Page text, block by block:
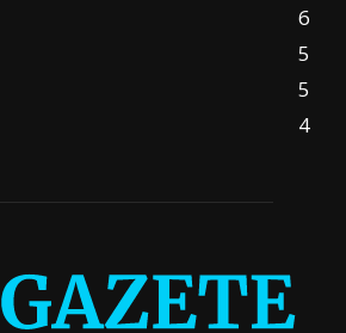
6
5
5
4